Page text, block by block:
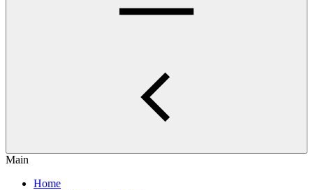
Main
Home